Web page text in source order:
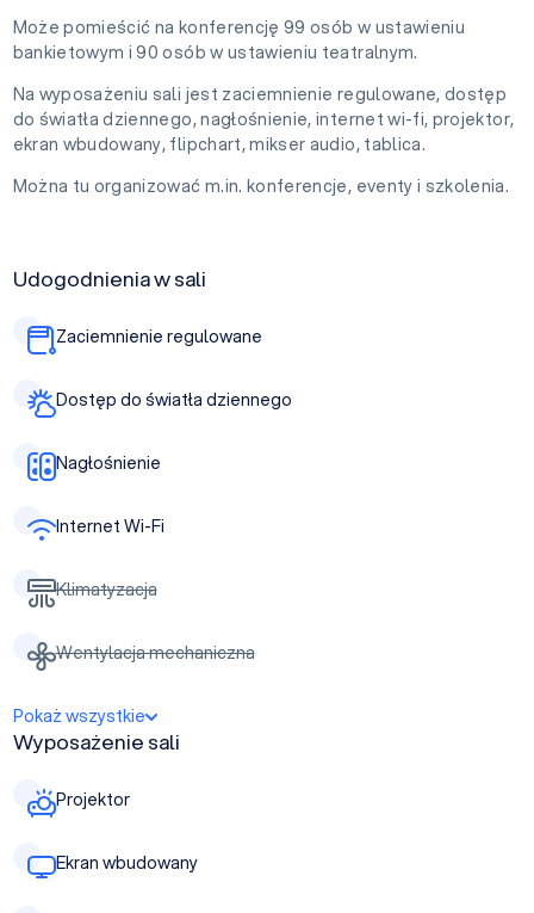
Może pomieścić na konferencję 99 osób w ustawieniu
bankietowym i 90 osób w ustawieniu teatralnym.
Na wyposażeniu sali jest zaciemnienie regulowane, dostęp
do światła dziennego, nagłośnienie, internet wi-fi, projektor,
ekran wbudowany, flipchart, mikser audio, tablica.
Można tu organizować m.in. konferencje, eventy i szkolenia.
Udogodnienia w sali
Zaciemnienie regulowane
Dostęp do światła dziennego
Nagłośnienie
Internet Wi-Fi
Klimatyzacja
Wentylacja mechaniczna
Pokaż wszystkie
Wyposażenie sali
Projektor
Ekran wbudowany